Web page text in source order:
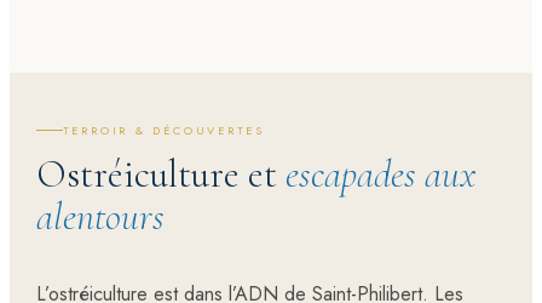
TERROIR & DÉCOUVERTES
Ostréiculture et escapades aux
alentours
L’ostréiculture est dans l’ADN de Saint-Philibert. Les